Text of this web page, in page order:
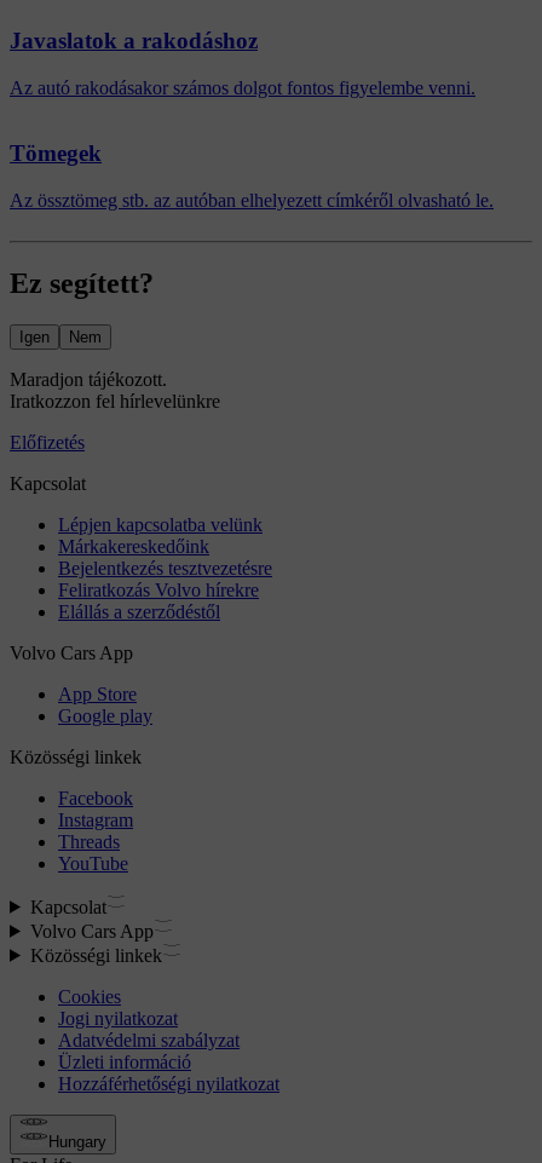
Javaslatok a rakodáshoz
Az autó rakodásakor számos dolgot fontos figyelembe venni.
Tömegek
Az össztömeg stb. az autóban elhelyezett címkéről olvasható le.
Ez segített?
Igen Nem